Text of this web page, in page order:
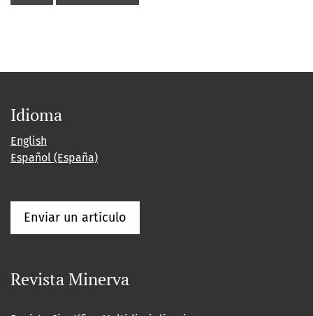
Idioma
English
Español (España)
Enviar un artículo
Revista Minerva